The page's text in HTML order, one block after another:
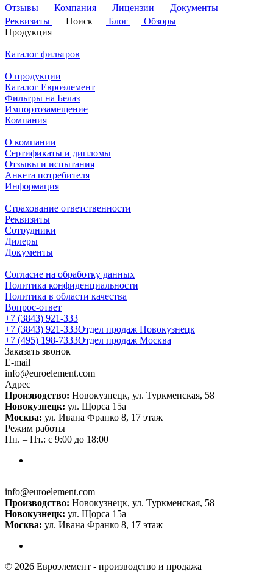
Отзывы
Компания Лицензии
Документы
Реквизиты
Поиск Блог
Обзоры
Продукция
Каталог фильтров
О продукции
Каталог Евроэлемент
Фильтры на Белаз
Импортозамещение
Компания
О компании
Сертификаты и дипломы
Отзывы и испытания
Анкета потребителя
Информация
Страхование ответственности
Реквизиты
Сотрудники
Дилеры
Документы
Согласие на обработку данных
Политика конфиденциальности
Политика в области качества
Вопрос-ответ
+7 (3843) 921-333
+7 (3843) 921-333Отдел продаж Новокузнецк
+7 (495) 198-7333Отдел продаж Москва
Заказать звонок
E-mail
info@euroelement.com
Адрес
Производство: Новокузнецк, ул. Туркменская, 58
Новокузнецк: ул. Щорса 15а
Москва: ул. Ивана Франко 8, 17 этаж
Режим работы
Пн. – Пт.: с 9:00 до 18:00
info@euroelement.com
Производство: Новокузнецк, ул. Туркменская, 58
Новокузнецк: ул. Щорса 15а
Москва: ул. Ивана Франко 8, 17 этаж
© 2026 Евроэлемент - производство и продажа